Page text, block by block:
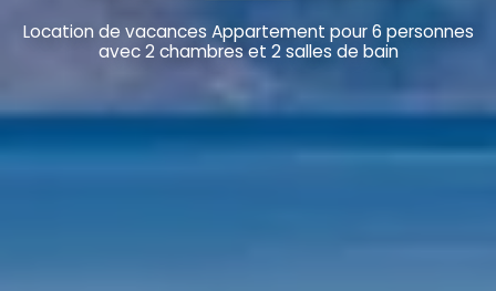
Location de vacances Appartement pour 6 personnes
avec 2 chambres et 2 salles de bain